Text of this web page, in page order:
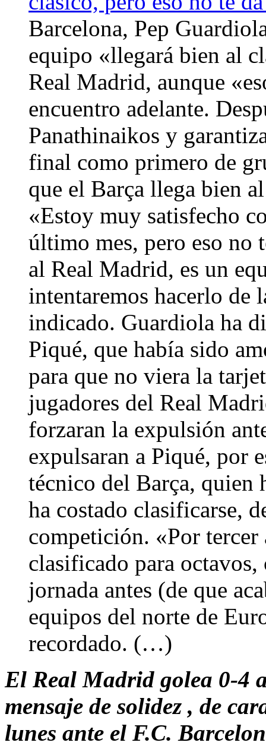
Barcelona, Pep
equipo «llegará bien al
Real Madrid, aunque
encuentro adelante.
Panathinaikos y
final como primero de
que el Barça llega bien
«Estoy muy satisfecho
último mes, pero eso no
al Real Madrid, es un
intentaremos hacerlo de
indicado. Guardiola ha
Piqué, que había sido
para que no viera la
jugadores del Real
forzaran la expulsión
expulsaran a Piqué, por
técnico del Barça, quien
ha costado clasificarse,
competición. «Por tercer
clasificado para
jornada antes (de que
equipos del norte de
recordado. (…)
El Real Madrid golea 0-4
mensaje de solidez , de
lunes ante el F.C.